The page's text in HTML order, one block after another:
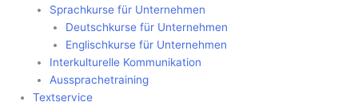
Sprachkurse für Unternehmen
Deutschkurse für Unternehmen
Englischkurse für Unternehmen
Interkulturelle Kommunikation
Aussprachetraining
Textservice